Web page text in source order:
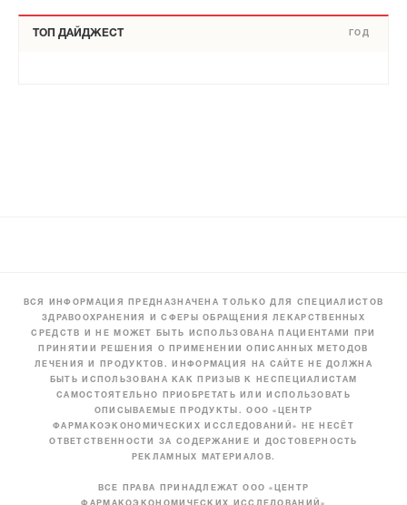
ТОП ДАЙДЖЕСТ ГОД
ВСЯ ИНФОРМАЦИЯ ПРЕДНАЗНАЧЕНА ТОЛЬКО ДЛЯ СПЕЦИАЛИСТОВ
ЗДРАВООХРАНЕНИЯ И СФЕРЫ ОБРАЩЕНИЯ ЛЕКАРСТВЕННЫХ
СРЕДСТВ И НЕ МОЖЕТ БЫТЬ ИСПОЛЬЗОВАНА ПАЦИЕНТАМИ ПРИ
ПРИНЯТИИ РЕШЕНИЯ О ПРИМЕНЕНИИ ОПИСАННЫХ МЕТОДОВ
ЛЕЧЕНИЯ И ПРОДУКТОВ. ИНФОРМАЦИЯ НА САЙТЕ НЕ ДОЛЖНА
БЫТЬ ИСПОЛЬЗОВАНА КАК ПРИЗЫВ К НЕСПЕЦИАЛИСТАМ
САМОСТОЯТЕЛЬНО ПРИОБРЕТАТЬ ИЛИ ИСПОЛЬЗОВАТЬ
ОПИСЫВАЕМЫЕ ПРОДУКТЫ. ООО «ЦЕНТР
ФАРМАКОЭКОНОМИЧЕСКИХ ИССЛЕДОВАНИЙ» НЕ НЕСЁТ
ОТВЕТСТВЕННОСТИ ЗА СОДЕРЖАНИЕ И ДОСТОВЕРНОСТЬ
РЕКЛАМНЫХ МАТЕРИАЛОВ.
ВСЕ ПРАВА ПРИНАДЛЕЖАТ ООО «ЦЕНТР